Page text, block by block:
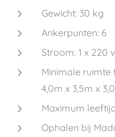
Gewicht: 30 kg
Ankerpunten: 6
Stroom: 1 x 220
Minimale ruimte
4,0m x 3,5m x
Maximum
Ophalen bij